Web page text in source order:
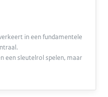
in een fundamentele
een sleutelrol spelen, maar